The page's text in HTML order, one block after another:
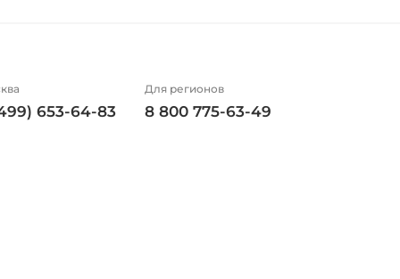
653-64-83
Для регионов
8 800 775-63-49